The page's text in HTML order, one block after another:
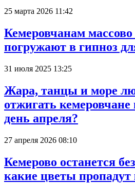
25 марта 2026 11:42
Кемеровчанам
погружают в гипноз
31 июля 2025 13:25
Жара, танцы и море
отжигать
день апреля?
27 апреля 2026 08:10
Кемерово останется
какие цветы пропадут